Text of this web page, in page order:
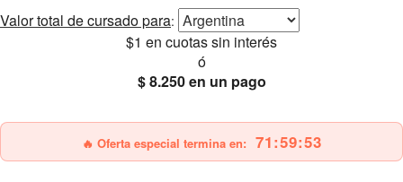
Valor total de cursado para:
$1 en cuotas sin interés
ó
$ 8.250en un pago
🔥 Oferta especial termina en: 71:59:51